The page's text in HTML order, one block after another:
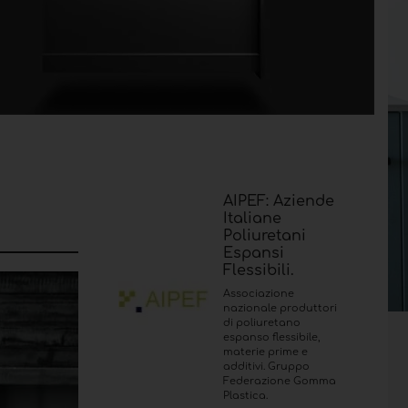
AIPEF: Aziende
Italiane
Poliuretani
Espansi
Flessibili.
Associazione
nazionale produttori
di poliuretano
espanso flessibile,
materie prime e
additivi. Gruppo
Federazione Gomma
Plastica.